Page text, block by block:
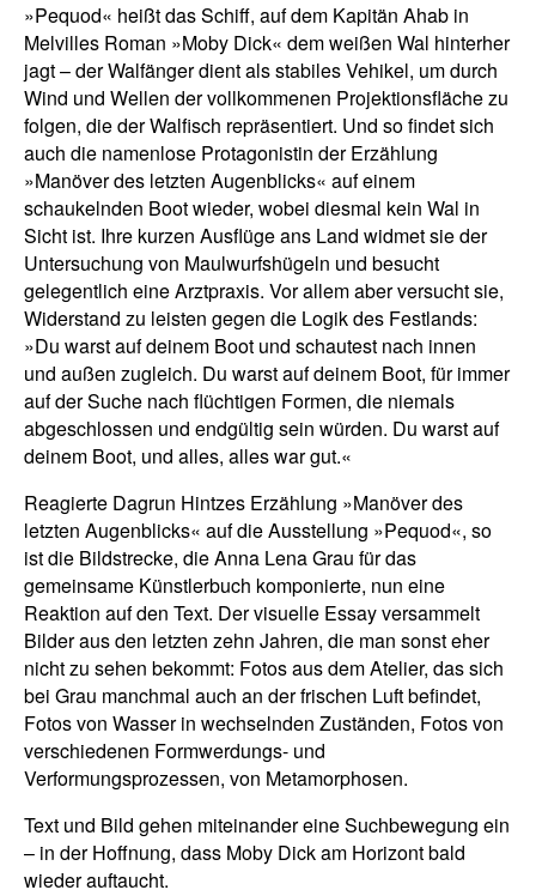
»Pequod« heißt das Schiff, auf dem Kapitän Ahab in
Melvilles Roman »Moby Dick« dem weißen Wal hinterher
jagt – der Walfänger dient als stabiles Vehikel, um durch
Wind und Wellen der vollkommenen Projektionsfläche zu
folgen, die der Walfisch repräsentiert. Und so findet sich
auch die namenlose Protagonistin der Erzählung
»Manöver des letzten Augenblicks« auf einem
schaukelnden Boot wieder, wobei diesmal kein Wal in
Sicht ist. Ihre kurzen Ausflüge ans Land widmet sie der
Untersuchung von Maulwurfshügeln und besucht
gelegentlich eine Arztpraxis. Vor allem aber versucht sie,
Widerstand zu leisten gegen die Logik des Festlands:
»Du warst auf deinem Boot und schautest nach innen
und außen zugleich. Du warst auf deinem Boot, für immer
auf der Suche nach flüchtigen Formen, die niemals
abgeschlossen und endgültig sein würden. Du warst auf
deinem Boot, und alles, alles war gut.«
Reagierte Dagrun Hintzes Erzählung »Manöver des
letzten Augenblicks« auf die Ausstellung »Pequod«, so
ist die Bildstrecke, die Anna Lena Grau für das
gemeinsame Künstlerbuch komponierte, nun eine
Reaktion auf den Text. Der visuelle Essay versammelt
Bilder aus den letzten zehn Jahren, die man sonst eher
nicht zu sehen bekommt: Fotos aus dem Atelier, das sich
bei Grau manchmal auch an der frischen Luft befindet,
Fotos von Wasser in wechselnden Zuständen, Fotos von
verschiedenen Formwerdungs- und
Verformungsprozessen, von Metamorphosen.
Text und Bild gehen miteinander eine Suchbewegung ein
– in der Hoffnung, dass Moby Dick am Horizont bald
wieder auftaucht.